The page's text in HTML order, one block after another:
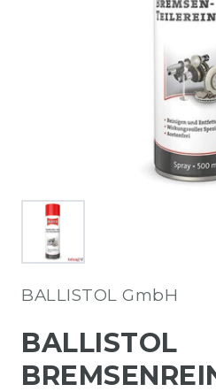
BALLISTOL GmbH
BALLISTOL